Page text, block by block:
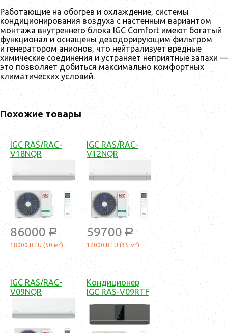
Работающие на обогрев и охлаждение, системы
кондиционирования воздуха с настенным вариантом
монтажа внутреннего блока IGC Comfort имеют богатый
функционал и оснащены дезодорирующим фильтром
и генератором анионов, что нейтрализует вредные
химические соединения и устраняет неприятные запахи —
это позволяет добиться максимально комфортных
климатических условий.
Похожие товары
IGC RAS/RAC-
V18NQR
86000 a
18000 BTU (50 м²)
IGC RAS/RAC-
V12NQR
59700 a
12000 BTU (35 м²)
IGC RAS/RAC-
V09NQR
Кондиционер
IGC RAS-V09RTF